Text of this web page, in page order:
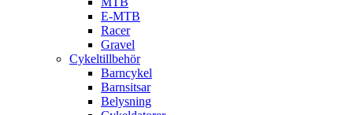
E-MTB
Racer
Gravel
Cykeltillbehör
Barncykel
Barnsitsar
Belysning